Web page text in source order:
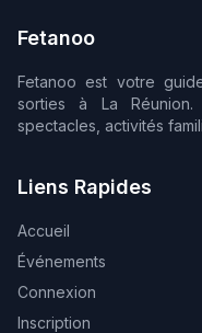
Fetanoo
Fetanoo est votre
sorties à La Réunion.
spectacles, activités
Liens Rapides
Accueil
Événements
Connexion
Inscription